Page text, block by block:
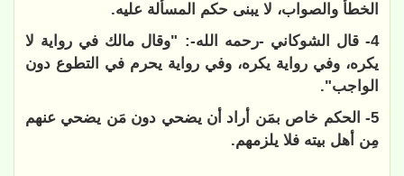
الخطأ والصواب، لا يبنى حكم المسألة عليه.
4- قال الشوكاني -رحمه الله-: "وقال مالك في رواية لا
يكره، وفي رواية يكره، وفي رواية يحرم في التطوع دون
الواجب".
5- الحكم خاص بمَن أراد أن يضحي دون مَن يضحي عنهم
مِن أهل بيته فلا يلزمهم.